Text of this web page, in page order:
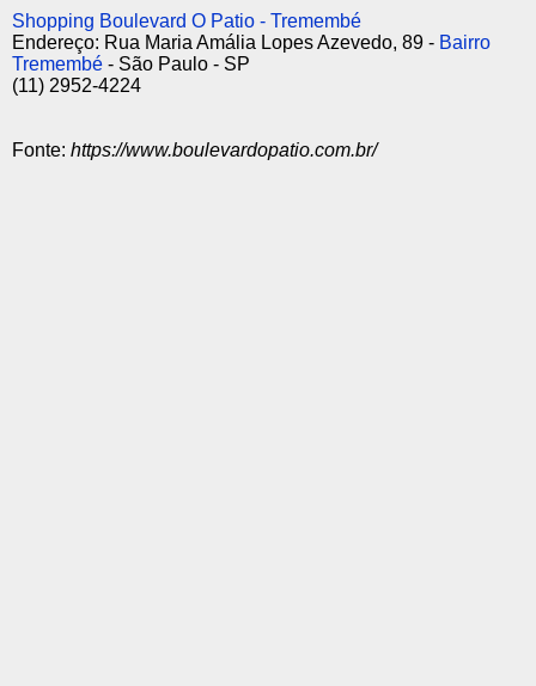
Shopping Boulevard O Patio - Tremembé
Endereço: Rua Maria Amália Lopes Azevedo, 89 - Bairro
Tremembé - São Paulo - SP
(11) 2952-4224
Fonte: https://www.boulevardopatio.com.br/